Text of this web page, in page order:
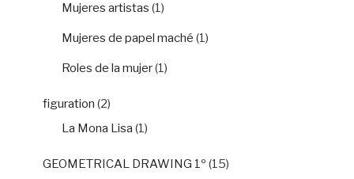
Mujeres artistas (1)
Mujeres de papel maché (1)
Roles de la mujer(1)
figuration (2)
La Mona Lisa (1)
GEOMETRICAL DRAWING 1º (15)